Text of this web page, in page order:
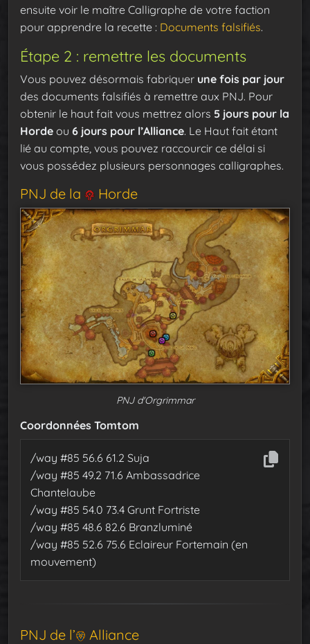
ensuite voir le maître Calligraphe de votre faction
pour apprendre la recette : Documents falsifiés.
Étape 2 : remettre les documents
Vous pouvez désormais fabriquer une fois par jour
des documents falsifiés à remettre aux PNJ. Pour
obtenir le haut fait vous mettrez alors 5 jours pour la
Horde ou 6 jours pour l’Alliance. Le Haut fait étant
lié au compte, vous pouvez raccourcir ce délai si
vous possédez plusieurs personnages calligraphes.
PNJ de la Horde
PNJ d'Orgrimmar
Coordonnées Tomtom
/way #85 56.6 61.2 Suja
/way #85 49.2 71.6 Ambassadrice
Chantelaube
/way #85 54.0 73.4 Grunt Fortriste
/way #85 48.6 82.6 Branzluminé
/way #85 52.6 75.6 Eclaireur Fortemain (en
mouvement)
PNJ de l’ Alliance